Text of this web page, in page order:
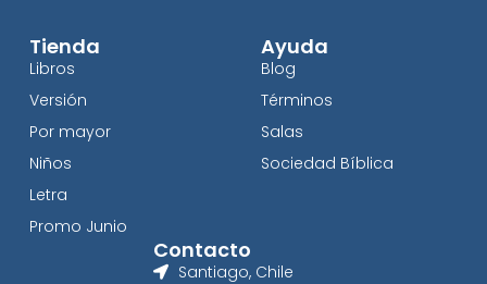
Tienda
Libros
Versión
Por mayor
Niños
Letra
Promo Junio
Ayuda
Blog
Términos
Salas
Sociedad Bíblica
Contacto
Santiago, Chile